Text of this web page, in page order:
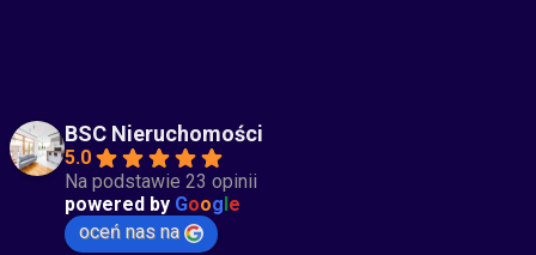
BSC Nieruchomości
5.0
Na podstawie 23 opinii
powered by Google
oceń nas na